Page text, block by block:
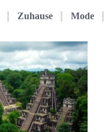
Zuhause Mode